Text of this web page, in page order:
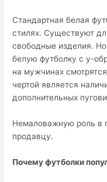
Стандартная белая
стилях. Существуют
свободные изделия.
белую футболку с у-
на мужчинах
чертой является
дополнительных
Немаловажную роль в
продавцу.
Почему футболки